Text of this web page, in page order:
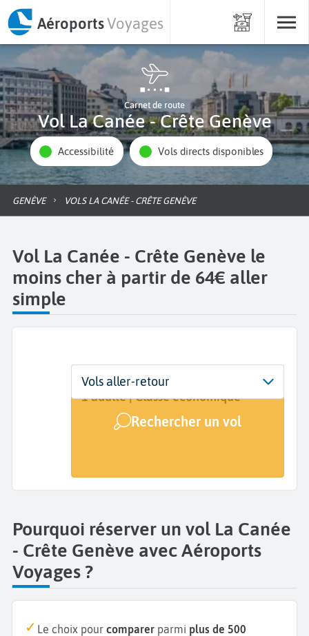
AéroportsVoyages
Carnet de route
Vol La Canée - Crête Genève
Accessibilité Vols directs disponibles
GENÈVE VOLS LA CANÉE - CRÊTE GENÈVE
Vol La Canée - Crête Genève le
moins cher à partir de 64€ aller
simple
Départ
La Canée (CHQ)
Dates
Dates de votre voyage
Voyageurs | Classe
1 adulte | Classe économique
Rechercher un vol
Vols aller-retour
Pourquoi réserver un vol La Canée
- Crête Genève avec Aéroports
Voyages ?
Le choix pour comparer parmi plus de 500